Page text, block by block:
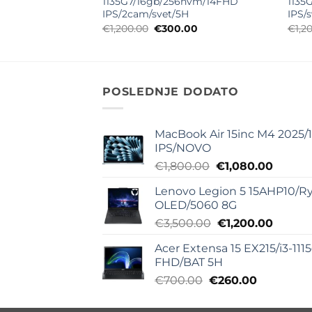
IPS/2cam/svet/5H
€1,200.00 Originalna
€300.00
IPS/
€
POSLEDNJE DODATO
MacBook Air 15inc M4
IPS/NOVO
€1,800.00 Originalna
je
bila:
€1,800.00.
€1,080.00
je:
Lenovo Legion 5 15AHP10/
OLED/5060 8G
€3,500.00 Originalna
je
bila:
€3,500.00.
€1,200.00
je:
Acer Extensa 15 EX215/i3-
FHD/BAT 5H
€700.00 Originalna
je
€260.00Trenutna
je: